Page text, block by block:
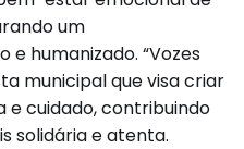
um
humanizado. “Vozes
municipal que visa criar
e cuidado, contribuindo
solidária e atenta.